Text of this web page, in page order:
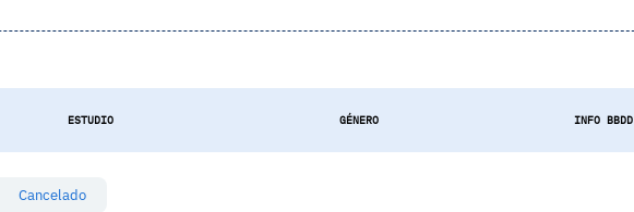
ESTUDIO GÉNERO INFO BBDD
Cancelado